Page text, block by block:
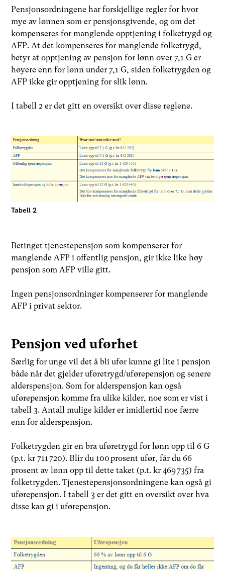
Pensjonsordningene har forskjellige regler for hvor
mye av lønnen som er pensjonsgivende, og om det
kompenseres for manglende opptjening i folketrygd og
AFP. At det kompenseres for manglende folketrygd,
betyr at opptjening av pensjon for lønn over 7,1 G er
høyere enn for lønn under 7,1 G, siden folketrygden og
AFP ikke gir opptjening for slik lønn.
I tabell 2 er det gitt en oversikt over disse reglene.
Tabell 2
Betinget tjenestepensjon som kompenserer for
manglende AFP i offentlig pensjon, gir ikke like høy
pensjon som AFP ville gitt.
Ingen pensjonsordninger kompenserer for manglende
AFP i privat sektor.
Pensjon ved uførhet
Særlig for unge vil det å bli ufør kunne gi lite i pensjon
både når det gjelder uføretrygd/uførepensjon og senere
alderspensjon. Som for alderspensjon kan også
uførepensjon komme fra ulike kilder, noe som er vist i
tabell 3. Antall mulige kilder er imidlertid noe færre
enn for alderspensjon.
Folketrygden gir en bra uføretrygd for lønn opp til 6 G
(p.t. kr 711 720). Blir du 100 prosent ufør, får du 66
prosent av lønn opp til dette taket (p.t. kr 469 735) fra
folketrygden. Tjenestepensjonsordningene kan også gi
uførepensjon. I tabell 3 er det gitt en oversikt over hva
disse kan gi i uførepensjon.